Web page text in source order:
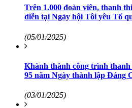
Trên 1.000 đoàn viên, thanh
diễn tại Ngày hội Tôi yêu Tổ
(05/01/2025)
Khành thành công trình
95 năm Ngày thành lập Đảng
(03/01/2025)